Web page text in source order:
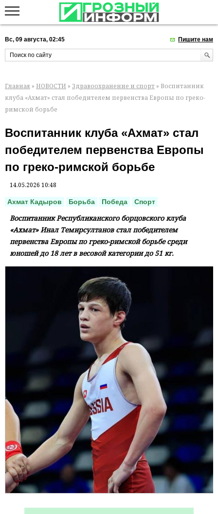
Вс, 09 августа, 02:45 Пишите нам
Главная » НОВОСТИ » Здравоохранение и спорт » Воспитанник
клуба «Ахмат» стал победителем первенства Европы по греко-
римской борьбе
Воспитанник клуба «Ахмат» стал
победителем первенства Европы
по греко-римской борьбе
14.05.2026 10:48
Ахмат Кадыров Борьба Победа Спорт
Воспитанник Республиканского борцовского клуба
«Ахмат» Инал Темирсултанов стал победителем
первенства Европы по греко-римской борьбе среди
юношей до 18 лет в весовой категории до 51 кг.